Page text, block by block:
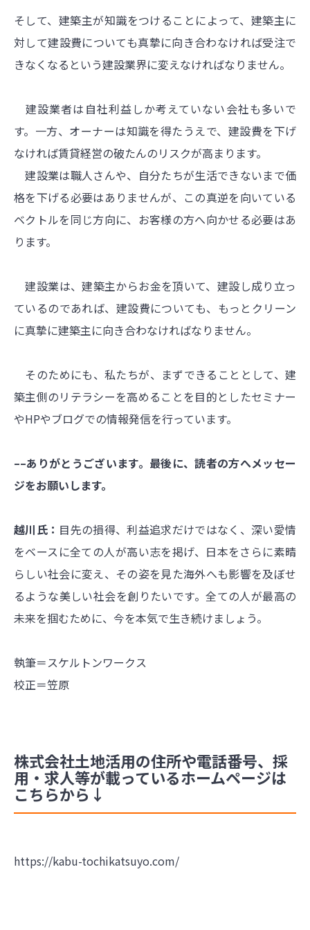
そして、建築主が知識をつけることによって、建築主に
対して建設費についても真摯に向き合わなければ受注で
きなくなるという建設業界に変えなければなりません。
建設業者は自社利益しか考えていない会社も多いで
す。一方、オーナーは知識を得たうえで、建設費を下げ
なければ賃貸経営の破たんのリスクが高まります。
建設業は職人さんや、自分たちが生活できないまで価
格を下げる必要はありませんが、この真逆を向いている
ベクトルを同じ方向に、お客様の方へ向かせる必要はあ
ります。
建設業は、建築主からお金を頂いて、建設し成り立っ
ているのであれば、建設費についても、もっとクリーン
に真摯に建築主に向き合わなければなりません。
そのためにも、私たちが、まずできることとして、建
築主側のリテラシーを高めることを目的としたセミナー
やHPやブログでの情報発信を行っています。
––ありがとうございます。最後に、読者の方へメッセー
ジをお願いします。
越川氏： 目先の損得、利益追求だけではなく、深い愛情
をベースに全ての人が高い志を掲げ、日本をさらに素晴
らしい社会に変え、その姿を見た海外へも影響を及ぼせ
るような美しい社会を創りたいです。全ての人が最高の
未来を掴むために、今を本気で生き続けましょう。
執筆＝スケルトンワークス
校正＝笠原
株式会社土地活用の住所や電話番号、採
用・求人等が載っているホームページは
こちらから↓
https://kabu-tochikatsuyo.com/